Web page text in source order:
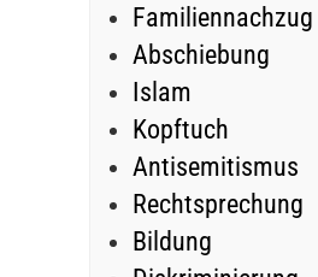
Familiennachzug
Abschiebung
Islam
Kopftuch
Antisemitismus
Rechtsprechung
Bildung